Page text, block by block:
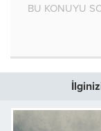
BU KONUYU